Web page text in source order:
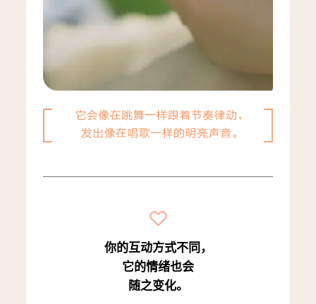
你的互动方式不同，
它的情绪也会
随之变化。